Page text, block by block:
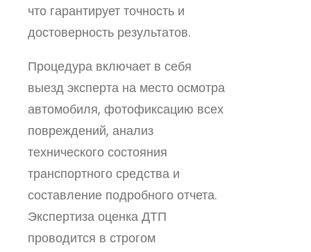
что гарантирует точность и
достоверность результатов.
Процедура включает в себя
выезд эксперта на место осмотра
автомобиля, фотофиксацию всех
повреждений, анализ
технического состояния
транспортного средства и
составление подробного отчета.
Экспертиза оценка ДТП
проводится в строгом